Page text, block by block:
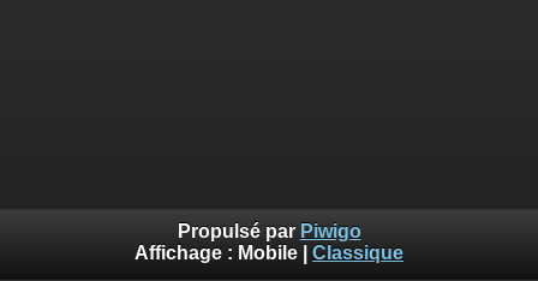
Propulsé par Piwigo
Affichage : Mobile Classique